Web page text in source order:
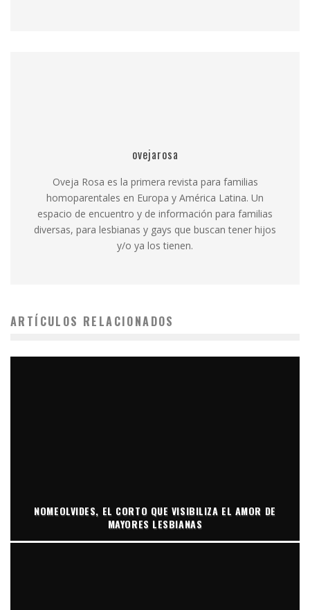
ovejarosa
Oveja Rosa es la primera revista para familias
homoparentales en Europa y América Latina. Un
espacio de encuentro y de información para familias
diversas, para lesbianas y gays que buscan tener hijos
y/o ya los tienen.
ARTÍCULOS RELACIONADOS
NOMEOLVIDES, EL CORTO QUE VISIBILIZA EL AMOR DE
MAYORES LESBIANAS